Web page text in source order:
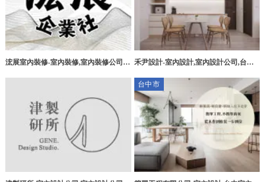
浤展室內裝修-室內裝修,室內裝修公司,
禾尹設計-室內設計,室內設計公司,台北
台中市